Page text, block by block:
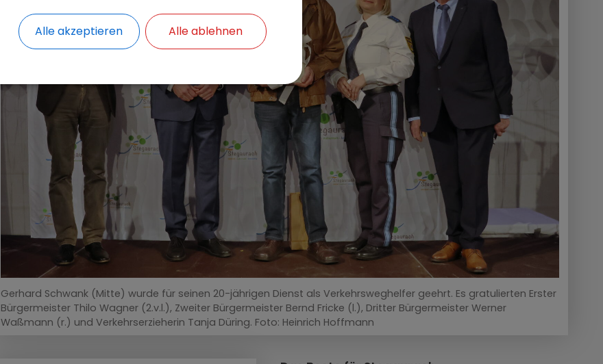
Gerhard Schwank (Mitte) wurde für seinen 20-jährigen Dienst als Verkehrsweghelfer geehrt. Es gratulierten Erster
Bürgermeister Thilo Wagner (2.v.l.), Zweiter Bürgermeister Bernd Fricke (l.), Dritter Bürgermeister Werner
Waßmann (r.) und Verkehrserzieherin Tanja Düring. Foto: Heinrich Hoffmann
Alle akzeptieren Alle ablehnen